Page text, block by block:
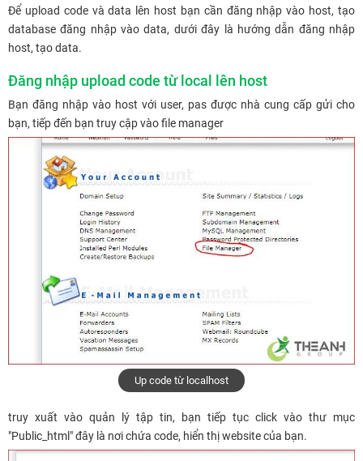
Để upload code và data lên host bạn cần đăng nhập vào host, tạo
database đăng nhập vào data, dưới đây là hướng dẫn đăng nhập
host, tạo data.
Đăng nhập upload code từ local lên host
Bạn đăng nhập vào host với user, pas được nhà cung cấp gửi cho
bạn, tiếp đến bạn truy cập vào file manager
Up code từ localhost
truy xuất vào quản lý tập tin, bạn tiếp tục click vào thư mục
"Public_html" đây là nơi chứa code, hiển thị website của bạn.